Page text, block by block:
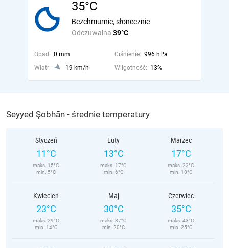
35°C
Odczuwalna 39°C
Bezchmurnie, słonecznie
Opad: 0 mm Ciśnienie: 996 hPa
Wiatr:
19 km/h Wilgotność: 13%
Seyyed Şobhān - średnie temperatury
Styczeń
11°C
maks. 15°C
min. 5°C
Luty
13°C
maks. 17°C
min. 6°C
Marzec
17°C
maks. 22°C
min. 10°C
Kwiecień
23°C
maks. 29°C
min. 14°C
Maj
30°C
maks. 37°C
min. 20°C
Czerwiec
35°C
maks. 43°C
min. 25°C